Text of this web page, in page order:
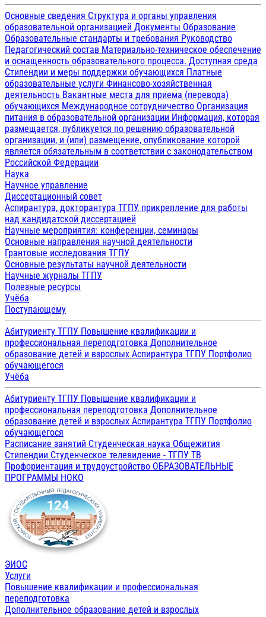
Основные сведения Структура и органы управления
образовательной организацией Документы Образование
Образовательные стандарты и требования Руководство
Педагогический состав Материально-техническое обеспечение
и оснащенность образовательного процесса. Доступная среда
Стипендии и меры поддержки обучающихся Платные
образовательные услуги Финансово-хозяйственная
деятельность Вакантные места для приема (перевода)
обучающихся Международное сотрудничество Организация
питания в образовательной организации Информация, которая
размещается, публикуется по решению образовательной
организации, и (или) размещение, опубликование которой
является обязательным в соответствии с законодательством
Российской Федерации
Наука
Научное управление
Диссертационный совет
Аспирантура, докторантура ТГПУ, прикрепление для работы
над кандидатской диссертацией
Научные мероприятия: конференции, семинары
Основные направления научной деятельности
Грантовые исследования ТГПУ
Основные результаты научной деятельности
Научные журналы ТГПУ
Полезные ресурсы
Учёба
Поступающему
Абитуриенту ТГПУ Повышение квалификации и
профессиональная переподготовка Дополнительное
образование детей и взрослых Аспирантура ТГПУ Портфолио
обучающегося
Учёба
Абитуриенту ТГПУ Повышение квалификации и
профессиональная переподготовка Дополнительное
образование детей и взрослых Аспирантура ТГПУ Портфолио
обучающегося
Расписание занятий Студенческая наука Общежития
Стипендии Студенческое телевидение - ТГПУ ТВ
Профориентация и трудоустройство ОБРАЗОВАТЕЛЬНЫЕ
ПРОГРАММЫ НОКО
ЭИОС
Услуги
Повышение квалификации и профессиональная
переподготовка
Дополнительное образование детей и взрослых